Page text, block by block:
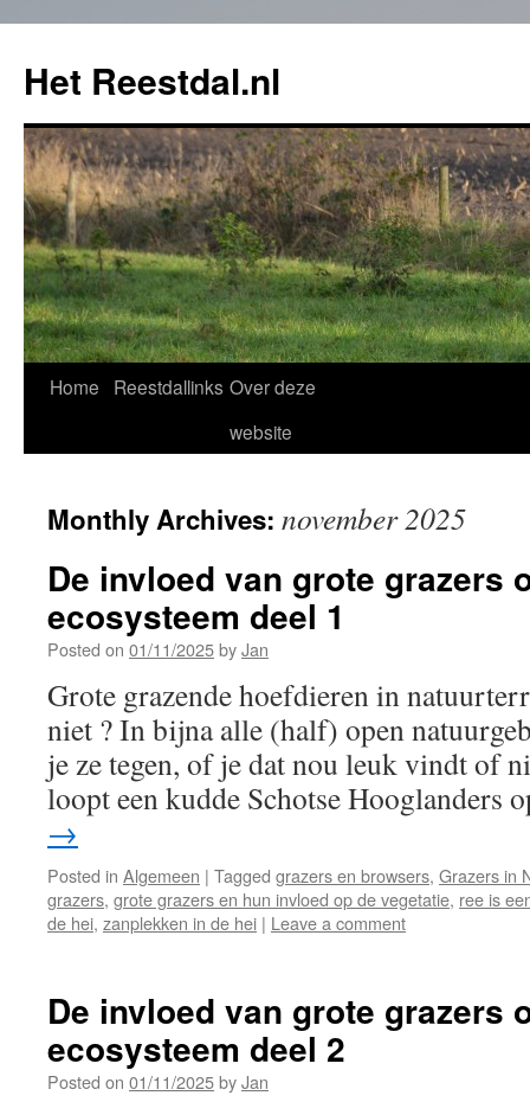
Het Reestdal.nl
Skip
Home Reestdallinks Over deze
website
Monthly Archives: november 2025
De invloed van grote grazers
ecosysteem deel 1
Posted on 01/11/2025byJan
Grote grazende hoefdieren in
niet ? In bijna alle (half) open
je ze tegen, of je dat nou leuk vindt of
loopt een kudde Schotse
→
Posted in Algemeen | Tagged grazers en browsers, Grazers in
grazers, grote grazers en hun invloed op de vegetatie, ree is
de hei, zanplekken in de hei | Leave a comment
De invloed van grote grazers
ecosysteem deel 2
Posted on 01/11/2025byJan